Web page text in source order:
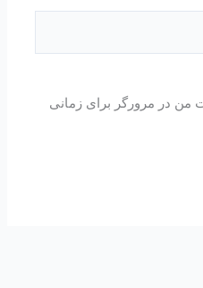
من در مرورگر برای زمانی